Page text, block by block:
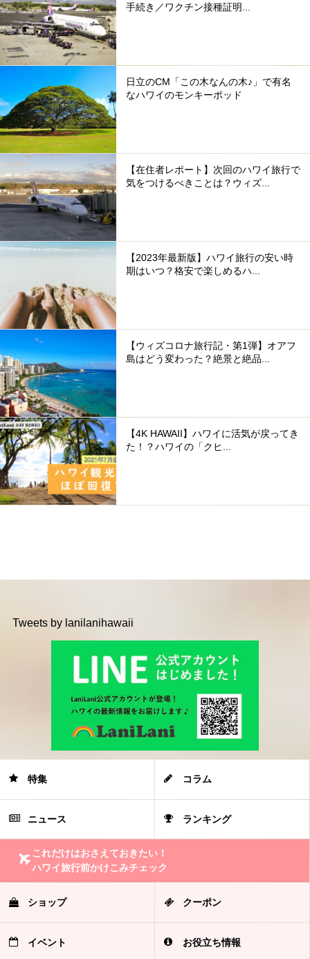
手続き／ワクチン接種証明...
日立のCM「この木なんの木♪」で有名
なハワイのモンキーポッド
【在住者レポート】次回のハワイ旅行で
気をつけるべきことは？ウィズ...
【2023年最新版】ハワイ旅行の安い時
期はいつ？格安で楽しめるハ...
【ウィズコロナ旅行記・第1弾】オアフ
島はどう変わった？絶景と絶品...
【4K HAWAII】ハワイに活気が戻ってき
た！？ハワイの「クヒ...
Tweets by lanilanihawaii
特集 コラム
ニュース ランキング
これだけはおさえておきたい！
ハワイ旅行前かけこみチェック
ショップ クーポン
イベント お役立ち情報